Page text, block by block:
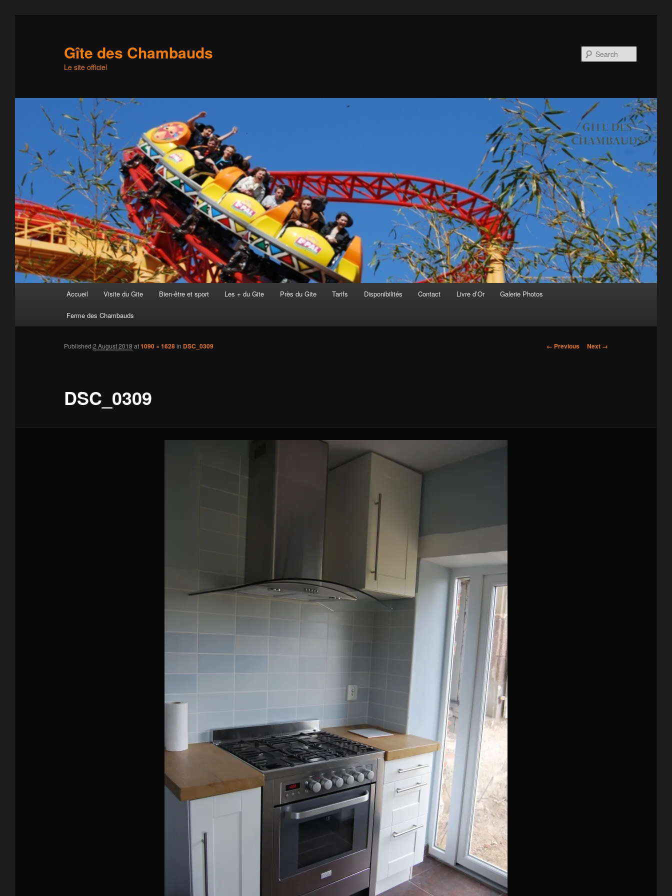
Gîte des Chambauds
Le site officiel
Skip
to
primary
Accueil Visite du Gite Bien-être et sport Les + du Gite Près du Gite Tarifs Disponibilités Contact Livre d’Or Galerie Photos
Ferme des Chambauds
Image
← Previous Next →
DSC_0309
Published 2 August 2018 at1090 × 1628in DSC_0309